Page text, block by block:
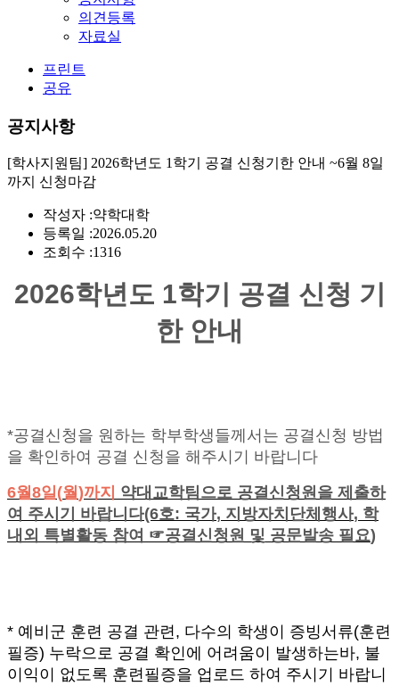
의견등록
자료실
프린트
공유
공지사항
[학사지원팀] 2026학년도 1학기 공결 신청기한 안내 ~6월 8일
까지 신청마감
작성자 :약학대학
등록일 :2026.05.20
조회수 :1316
2026학년도 1학기 공결 신청 기
한 안내
*공결신청을 원하는 학부학생들께서는 공결신청 방법
을 확인하여 공결 신청을 해주시기 바랍니다
6월8일(월)까지 약대교학팀으로 공결신청원을 제출하
여 주시기 바랍니다(6호: 국가, 지방자치단체행사, 학
내외 특별활동 참여 ☞공결신청원 및 공문발송 필요)
* 예비군 훈련 공결 관련, 다수의 학생이 증빙서류(훈련
필증) 누락으로 공결 확인에 어려움이 발생하는바, 불
이익이 없도록 훈련필증을 업로드 하여 주시기 바랍니